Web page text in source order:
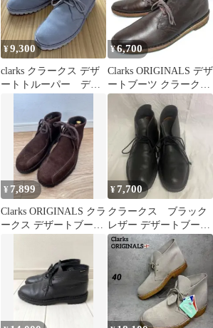
¥9,300
clarks クラークス デザ
ートトルーパー デザ
¥6,700
Clarks ORIGINALS デザ
ートブーツ クラークス
オリジナル
¥ 7,899
Clarks ORIGINALS クラ
ークス デザートブーツ
¥7,700
クラークス ブラック
レザー デザートブー
ツ US 7 = UK6 = 25cm